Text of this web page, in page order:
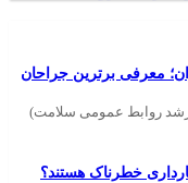
معرفی برترین جراحان
روابط عمومی سلامت)
خطرناک هستند؟